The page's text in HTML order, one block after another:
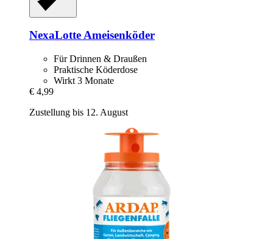
NexaLotteAmeisenköder
Für Drinnen & Draußen
Praktische Köderdose
Wirkt 3 Monate
€ 4,99
Zustellung bis 12. August